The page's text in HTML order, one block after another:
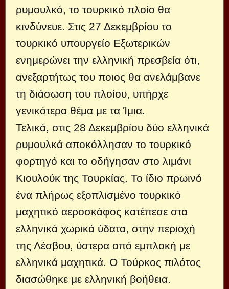
ρυμουλκό, το τουρκικό πλοίο θα
κινδύνευε. Στις 27 Δεκεμβρίου το
τουρκικό υπουργείο Εξωτερικών
ενημερώνει την ελληνική πρεσβεία ότι,
ανεξαρτήτως του ποιος θα ανελάμβανε
τη διάσωση του πλοίου, υπήρχε
γενικότερα θέμα με τα Ίμια.
Τελικά, στις 28 Δεκεμβρίου δύο ελληνικά
ρυμουλκά αποκόλλησαν το τουρκικό
φορτηγό και το οδήγησαν στο λιμάνι
Κιουλούκ της Τουρκίας. Το ίδιο πρωινό
ένα πλήρως εξοπλισμένο τουρκικό
μαχητικό αεροσκάφος κατέπεσε στα
ελληνικά χωρικά ύδατα, στην περιοχή
της Λέσβου, ύστερα από εμπλοκή με
ελληνικά μαχητικά. Ο Τούρκος πιλότος
διασώθηκε με ελληνική βοήθεια.